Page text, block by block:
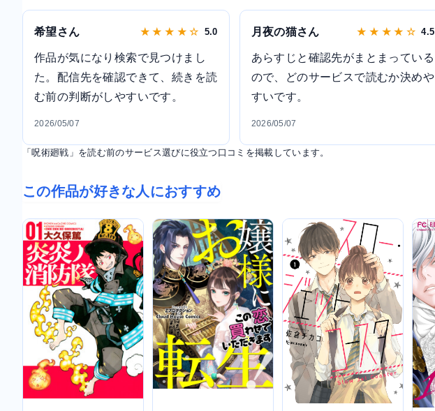
希望さん ★ ★ ★ ★ ☆ 5.0
作品が気になり検索で見つけまし
た。配信先を確認できて、続きを読
む前の判断がしやすいです。
2026/05/07
月夜の猫さん ★ ★ ★ ★ ☆ 4.5
あらすじと確認先がまとまっている
ので、どのサービスで読むか決めや
すいです。
2026/05/07
「呪術廻戦」を読む前のサービス選びに役立つ口コミを掲載しています。
この作品が好きな人におすすめ